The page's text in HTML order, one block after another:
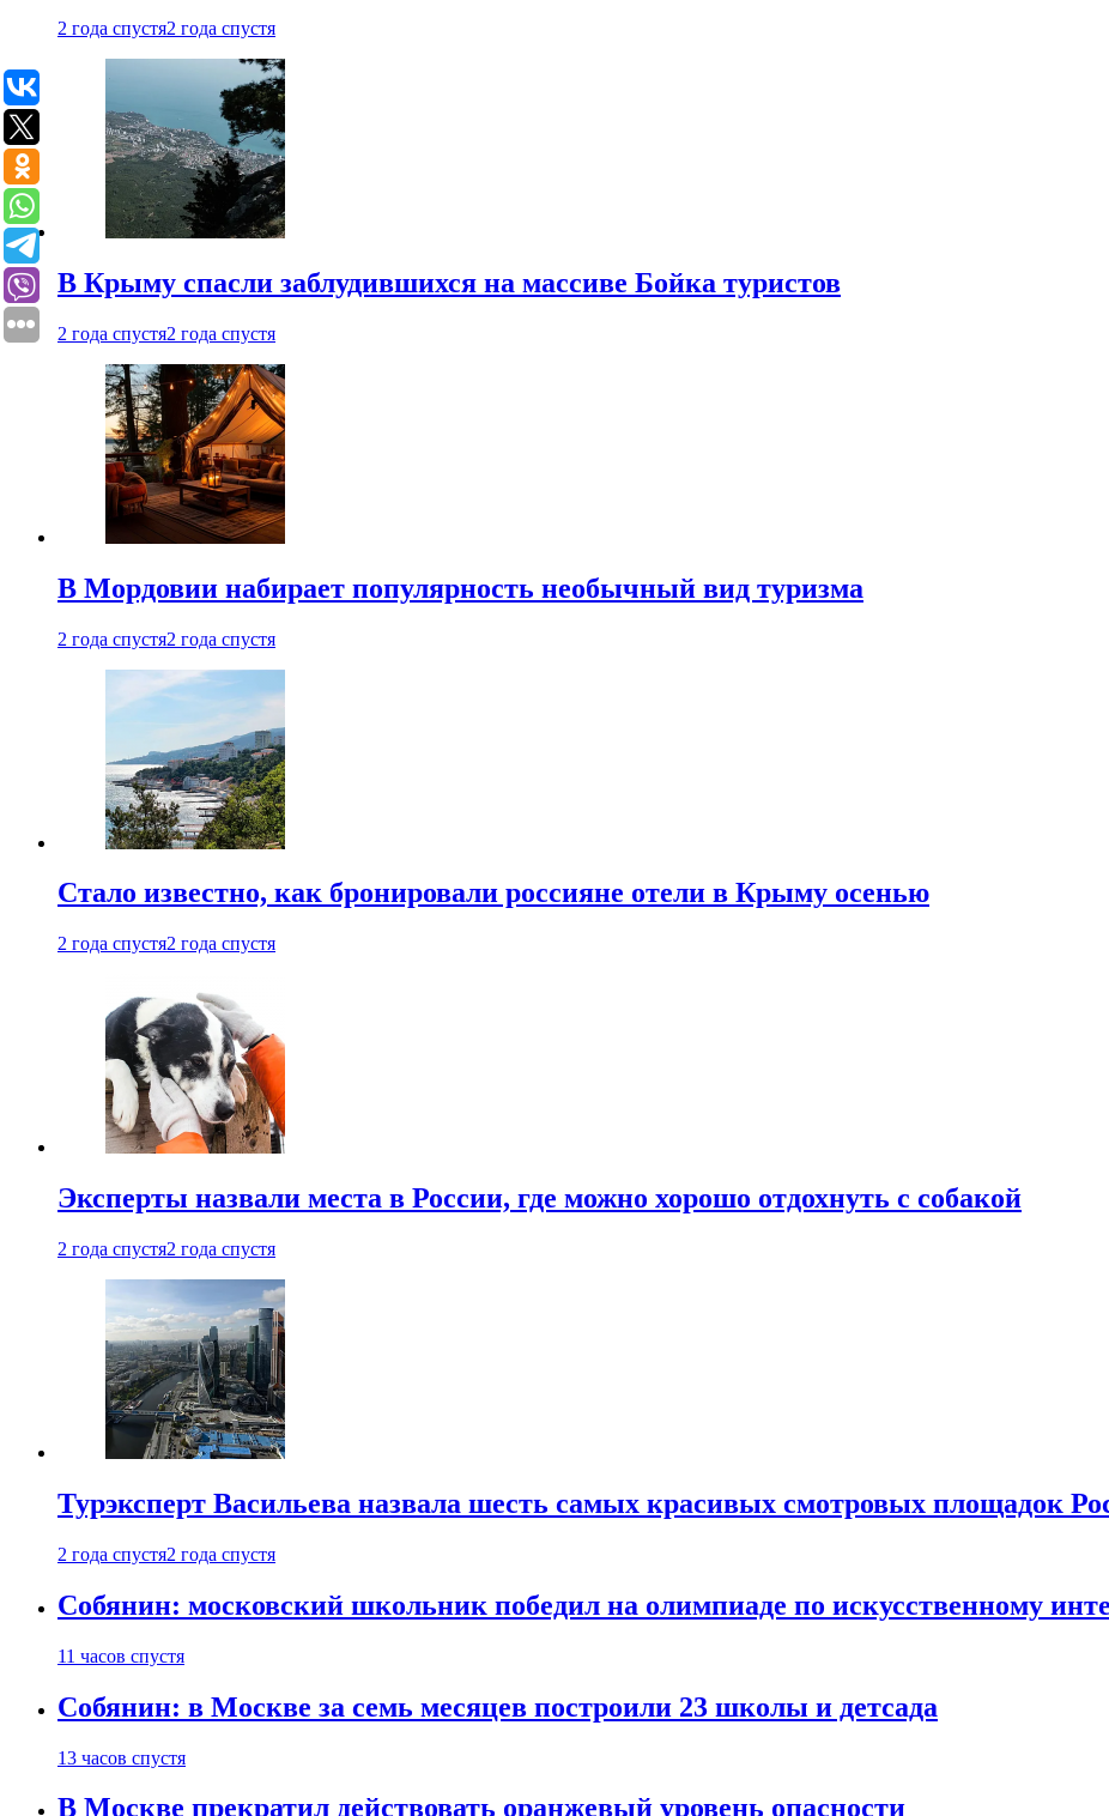
2 года спустя2 года спустя
В Крыму спасли заблудившихся на массиве Бойка туристов
2 года спустя2 года спустя
В Мордовии набирает популярность необычный вид туризма
2 года спустя2 года спустя
Стало известно, как бронировали россияне отели в Крыму осенью
2 года спустя2 года спустя
Эксперты назвали места в России, где можно хорошо отдохнуть с собакой
2 года спустя2 года спустя
Турэксперт Васильева назвала шесть самых красивых смотровых площадок
2 года спустя2 года спустя
Собянин: московский школьник победил на олимпиаде по искусственному
11 часов спустя
Собянин: в Москве за семь месяцев построили 23 школы и детсада
13 часов спустя
В Москве прекратил действовать оранжевый уровень опасности